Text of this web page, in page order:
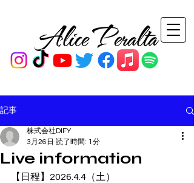
記事
Live information
株式会社DIFY
3月26日 読了時間: 1分
【日程】2026.4.4（土）